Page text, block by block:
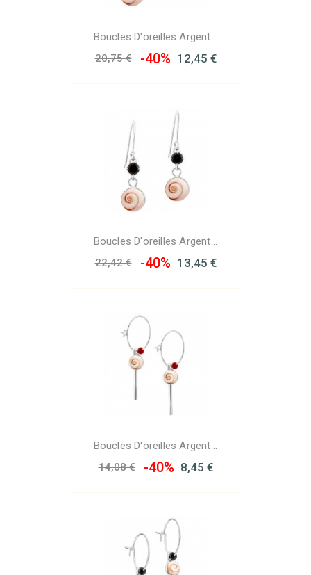
Boucles D'oreilles Argent...
20,75 €
-40% 12,45 €
Boucles D'oreilles Argent...
22,42 €
-40% 13,45 €
Boucles D'oreilles Argent...
14,08 €
-40% 8,45 €